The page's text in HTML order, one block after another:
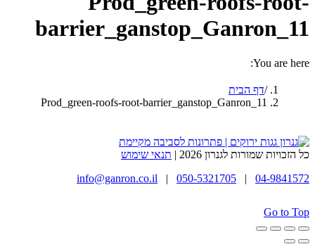
barrier_ganstop_Ganron_11
You are here:
דף הבית
Prod_green-roofs-root-barrier_ganstop_Ganron_11
כל הזכויות שמורות לגנרון 2026 |
תנאי שימוש
04-9841572
|
050-5321705
|
info@ganron.co.il
Go to Top